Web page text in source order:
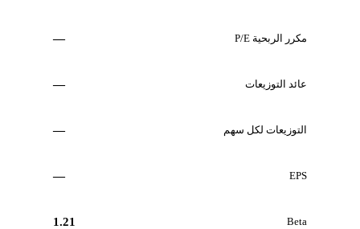
مكرر الربحية P/E —
عائد التوزيعات —
التوزيعات لكل سهم —
EPS
—
Beta
1.21